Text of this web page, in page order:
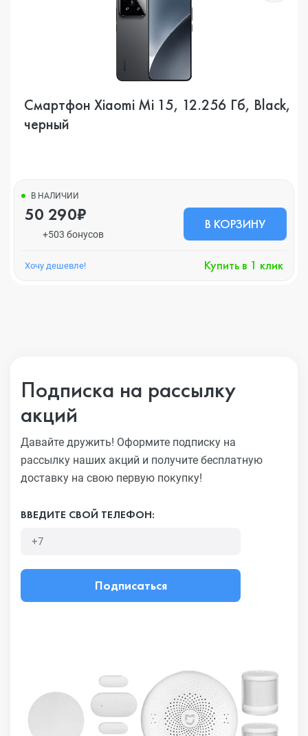
Смартфон Xiaomi Mi 15, 12.256 Гб, Black,
черный
В НАЛИЧИИ
50 290₽
+503 бонусов
В КОРЗИНУ
Хочу дешевле! Купить в 1 клик
Подписка на рассылку
акций
Давайте дружить! Оформите подписку на
рассылку наших акций и получите бесплатную
доставку на свою первую покупку!
ВВЕДИТЕ СВОЙ ТЕЛЕФОН:
Подписаться